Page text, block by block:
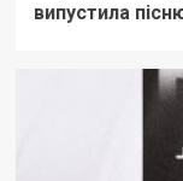
випустила